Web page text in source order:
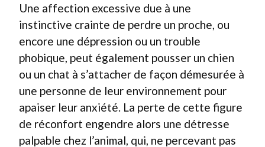
Une affection excessive due à une
instinctive crainte de perdre un proche, ou
encore une dépression ou un trouble
phobique, peut également pousser un chien
ou un chat à s’attacher de façon démesurée à
une personne de leur environnement pour
apaiser leur anxiété. La perte de cette figure
de réconfort engendre alors une détresse
palpable chez l’animal, qui, ne percevant pas